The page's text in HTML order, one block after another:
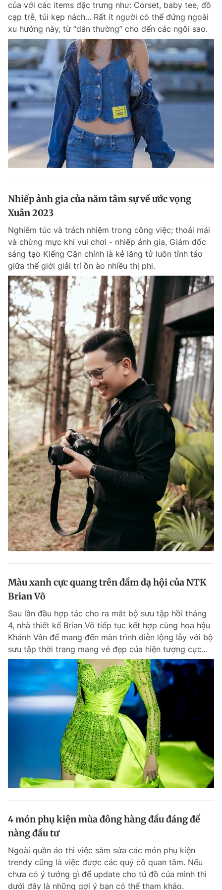
Chuyên mục khác
Chào ngày mới Tin 24h
Tin thị trường Tin 360
Video Magazine
Sản phẩm khác
Tiện ích Bạn cần biết
Đọc Thanh Niên trên điện thoại
Theo dõi báo trên
Hotline
0906 645 777
Liên hệ quảng cáo
0908 780 404
Đặt báo Quảng cáo RSS Tòa soạn Chính sách bảo
Tổng biên tập: Nguyễn Ngọc Toàn
Phó tổng biên tập thường trực: Hải Thành
Phó tổng biên tập: Lâm Hiếu Dũng
Phó tổng biên tập: Trần Việt Hưng
Tổng thư ký tòa soạn: Đức Trung
Giấy phép xuất bản số 110/GP - BTTTT cấp ngày 24.3.2020
© 2003-2026 Bản quyền thuộc về Báo Thanh Niên. Cấm sao chép
dưới mọi hình thức nếu không có sự chấp thuận bằng văn bản.
Phát triển bởi ePi Technologies, JSC.
Tin đã xem
Đăng xuất
của với các items đặc trưng như: Corset, baby tee, đồ
cạp trễ, túi kẹp nách... Rất ít người có thể đứng ngoài
xu hướng này, từ “dân thường” cho đến các ngôi sao.
Nhiếp ảnh gia của năm tâm sự về ước vọng
Xuân 2023
Nghiêm túc và trách nhiệm trong công việc; thoải mái
và chừng mực khi vui chơi - nhiếp ảnh gia, Giám đốc
sáng tạo Kiếng Cận chính là kẻ lãng tử luôn tỉnh táo
giữa thế giới giải trí ồn ào nhiều thị phi.
Màu xanh cực quang trên đầm dạ hội của NTK
Brian Võ
Sau lần đầu hợp tác cho ra mắt bộ sưu tập hồi tháng
4, nhà thiết kế Brian Võ tiếp tục kết hợp cùng hoa hậu
Khánh Vân để mang đến màn trình diễn lộng lẫy với bộ
sưu tập thời trang mang vẻ đẹp của hiện tượng cực...
4 món phụ kiện mùa đông hàng đầu đáng để
nàng đầu tư
Ngoài quần áo thì việc sắm sửa các món phụ kiện
trendy cũng là việc được các quý cô quan tâm. Nếu
chưa có ý tưởng gì để update cho tủ đồ của mình thì
dưới đây là những gợi ý bạn có thể tham khảo.